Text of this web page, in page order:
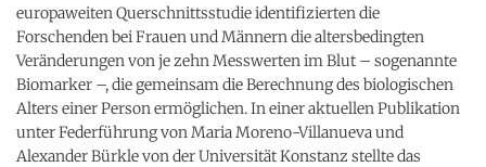
europaweiten Querschnittsstudie identifizierten die
Forschenden bei Frauen und Männern die altersbedingten
Veränderungen von je zehn Messwerten im Blut – sogenannte
Biomarker –, die gemeinsam die Berechnung des biologischen
Alters einer Person ermöglichen. In einer aktuellen Publikation
unter Federführung von Maria Moreno-Villanueva und
Alexander Bürkle von der Universität Konstanz stellte das